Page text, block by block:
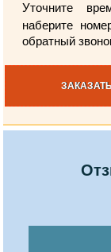
Уточните
наберите
обратный